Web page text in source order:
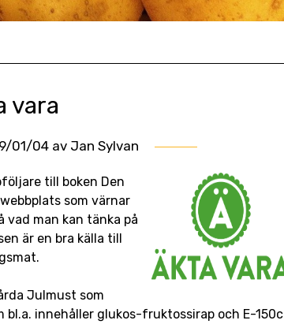
vara
01/04av Jan Sylvan
till boken Den
som värnar
vad man kan tänka på
är en bra källa till
Julmust som
innehåller glukos-fruktossirap och E-150c